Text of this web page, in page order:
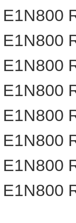
E1N800
E1N800
E1N800
E1N800
E1N800
E1N800
E1N800
E1N800